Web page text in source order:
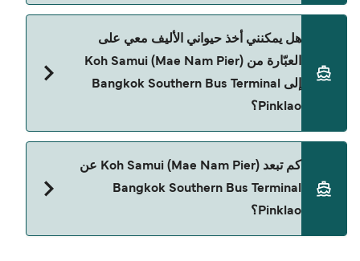
Samui (Mae Nam Pier) إلى Bangkok Southern Bus
Terminal Pinklao.
هل يمكنني أخذ حيواني الأليف معي على
العبّارة من Koh Samui (Mae Nam Pier)
إلى Bangkok Southern Bus Terminal
Pinklao؟
Samui (Mae Nam Pier) و Bangkok Southern Bus
Terminal Pinklao.
كم تبعد Koh Samui (Mae Nam Pier) عن
Bangkok Southern Bus Terminal
Pinklao؟